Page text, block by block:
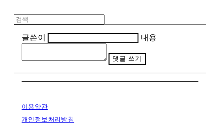
글쓴이 내용
댓글 쓰기
이용약관
개인정보처리방침